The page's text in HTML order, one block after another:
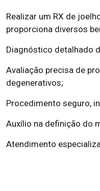
Realizar um RX de
proporciona diversos
Diagnóstico detalhado
Avaliação precisa de
degenerativos;
Procedimento seguro,
Auxílio na definição do
Atendimento